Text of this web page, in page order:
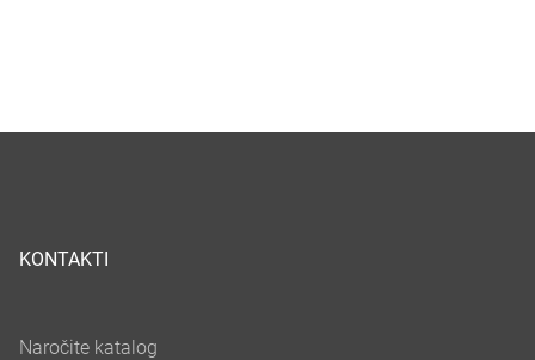
KONTAKTI